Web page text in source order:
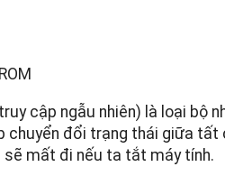
cập ngẫu nhiên) là loại bộ
chuyển đổi trạng thái giữa
sẽ mất đi nếu ta tắt máy tính.